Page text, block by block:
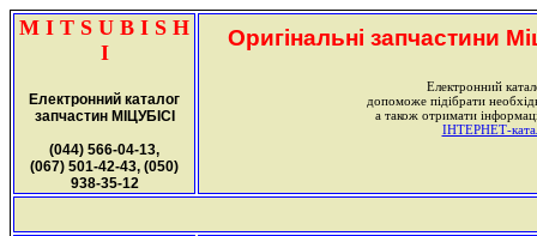
M I T S U B I S H
I
Електронний каталог
запчастин МІЦУБІСІ
(044) 566-04-13,
(067) 501-42-43, (050)
938-35-12
Оригінальні запчастини
Електронний
допоможе підібрати
а також отримати
ІНТЕРНЕТ-